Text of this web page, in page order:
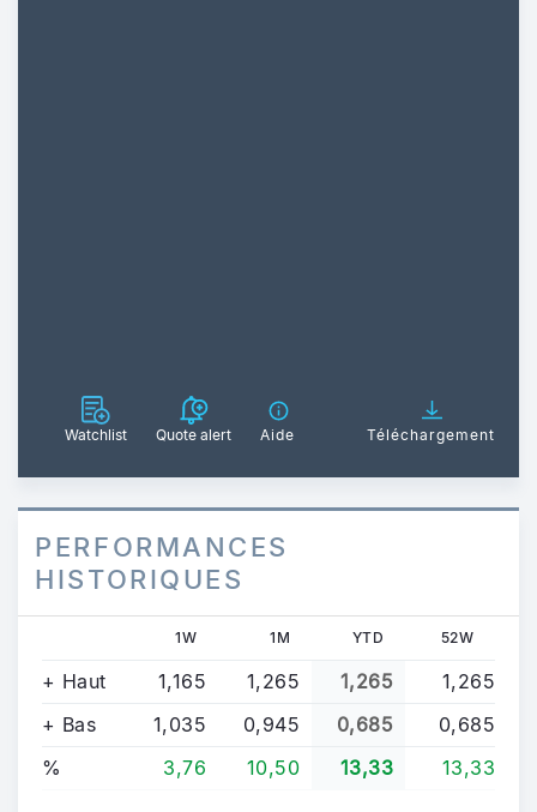
Watchlist Quote alert Aide Téléchargement
PERFORMANCES
HISTORIQUES
1W 1M YTD 52W
+ Haut 1,165 1,265 1,265
1,265
+ Bas
1,035 0,945 0,685
0,685
%
3,76 10,50 13,33 13,33